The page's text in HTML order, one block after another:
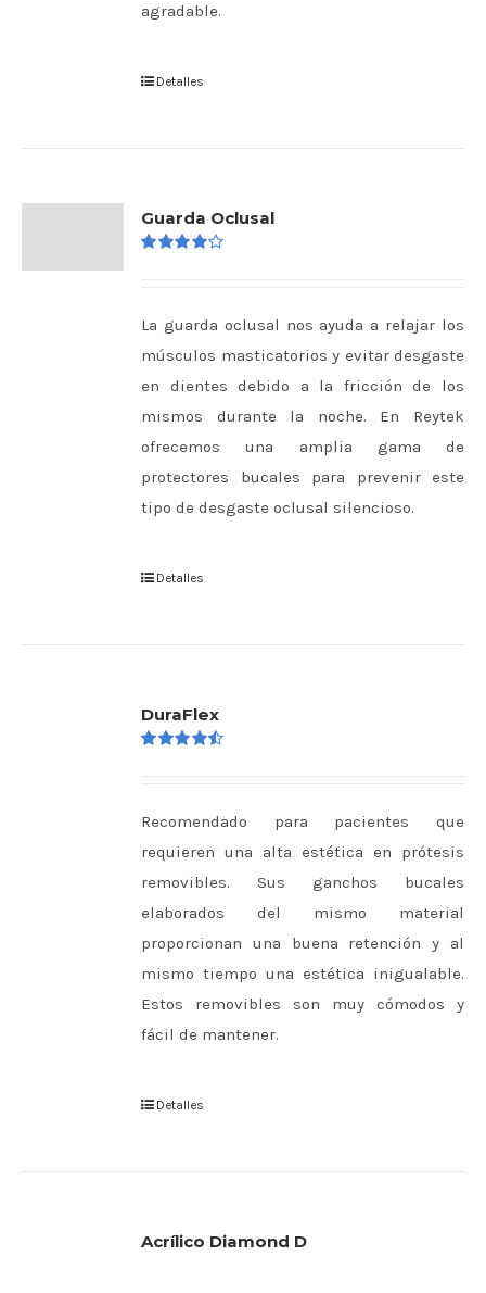
agradable.
Detalles
Guarda Oclusal
La guarda oclusal nos ayuda a relajar los
músculos masticatorios y evitar desgaste
en dientes debido a la fricción de los
mismos durante la noche. En Reytek
ofrecemos una amplia gama de
protectores bucales para prevenir este
tipo de desgaste oclusal silencioso.
Detalles
DuraFlex
Recomendado para pacientes que
requieren una alta estética en prótesis
removibles. Sus ganchos bucales
elaborados del mismo material
proporcionan una buena retención y al
mismo tiempo una estética inigualable.
Estos removibles son muy cómodos y
fácil de mantener.
Detalles
Acrílico Diamond D